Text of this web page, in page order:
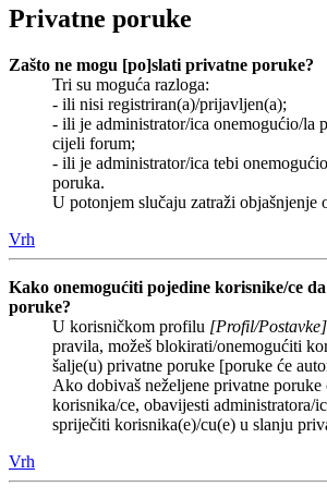
Privatne poruke
Zašto ne mogu [po]slati privatne poruke?
Tri su moguća razloga:
- ili nisi registriran(a)/prijavljen(a);
- ili je administrator/ica onemogućio/la
cijeli forum;
- ili je administrator/ica tebi
poruka.
U potonjem slučaju zatraži objašnjenje
Vrh
Kako onemogućiti pojedine korisnike/ce
poruke?
U korisničkom profilu [Profil/Postavke]
pravila, možeš blokirati/onemogućiti
šalje(u) privatne poruke [poruke će
Ako dobivaš neželjene privatne poruke
korisnika/ce, obavijesti administratora/
spriječiti korisnika(e)/cu(e) u slanju
Vrh